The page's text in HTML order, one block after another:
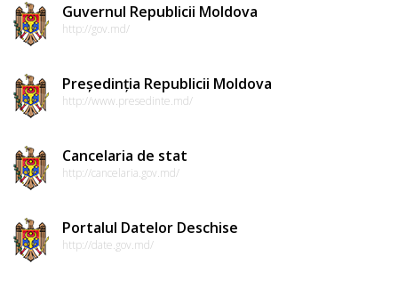
Guvernul Republicii Moldova
http://gov.md/
Președinția Republicii Moldova
http://www.presedinte.md/
Cancelaria de stat
http://cancelaria.gov.md/
Portalul Datelor Deschise
http://date.gov.md/